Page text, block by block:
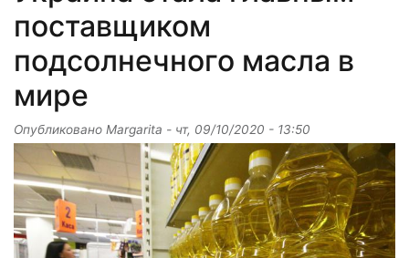
поставщиком
подсолнечного масла в
мире
Опубликовано Margarita - чт, 09/10/2020 - 13:50